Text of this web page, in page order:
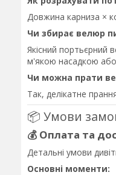
Довжина карниза ×
Чи збирає велюр
Якісний портьєрний
м'якою насадкою або
Чи можна прати
Так, делікатне
📦 Умови
💰 Оплата та
Детальні умови
Основні моменти: